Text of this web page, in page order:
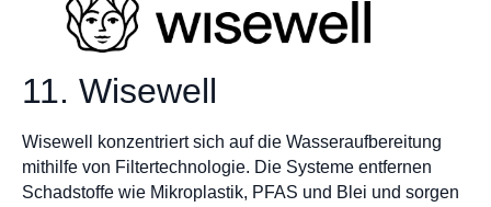
11. Wisewell
Wisewell konzentriert sich auf die Wasseraufbereitung
mithilfe von Filtertechnologie. Die Systeme entfernen
Schadstoffe wie Mikroplastik, PFAS und Blei und sorgen